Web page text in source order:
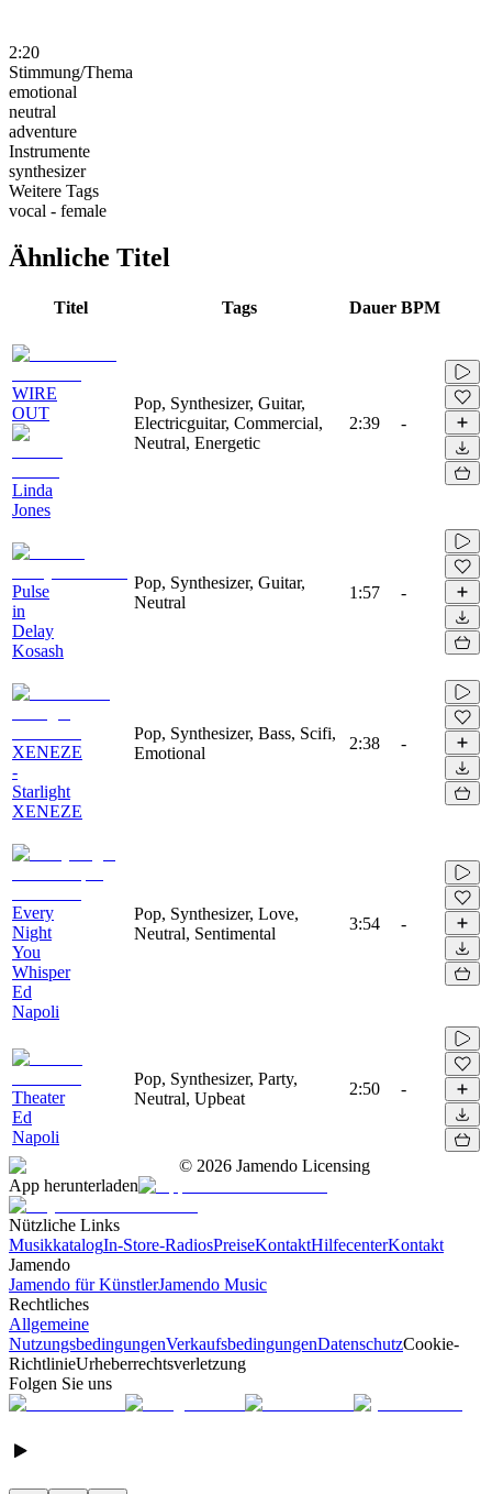
2:20
Stimmung/Thema
emotional
neutral
adventure
Instrumente
synthesizer
Weitere Tags
vocal - female
Ähnliche Titel
Titel Tags Dauer BPM
WIRE
OUT
Linda
Jones
Pop, Synthesizer, Guitar,
Electricguitar, Commercial,
Neutral, Energetic
2:39 -
Pulse
in
Delay
Kosash
Pop, Synthesizer, Guitar,
Neutral
1:57 -
XENEZE
-
Starlight
XENEZE
Pop, Synthesizer, Bass, Scifi,
Emotional
2:38 -
Every
Night
You
Whisper
Ed
Napoli
Pop, Synthesizer, Love,
Neutral, Sentimental
3:54 -
Theater
Ed
Napoli
Pop, Synthesizer, Party,
Neutral, Upbeat
2:50 -
© 2026 Jamendo Licensing
App herunterladen
Nützliche Links
MusikkatalogIn-Store-RadiosPreiseKontaktHilfecenterKontakt
Jamendo
Jamendo für KünstlerJamendo Music
Rechtliches
Allgemeine
NutzungsbedingungenVerkaufsbedingungenDatenschutzCookie-
RichtlinieUrheberrechtsverletzung
Folgen Sie uns